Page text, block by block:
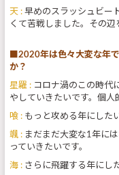
天 : 早めのスラッシュビー
くて苦戦しました。その辺
■2020年は色々大変な年
か？
星羅 : コロナ渦のこの時代
やしていきたいです。個人
喰 : もっと攻める年にした
颯 : まだまだ大変な1年に
っていきたいです。
海 : さらに飛躍する年にし